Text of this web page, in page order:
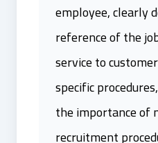
employee, clearly
reference of the
service to
specific
the importance of
recruitment